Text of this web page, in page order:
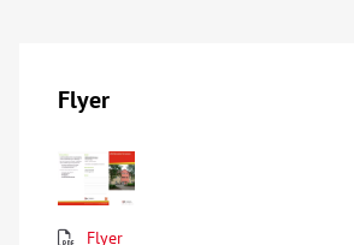
Menschen mit Behinderung
Beratung & Hilfe
Begegnung
Flyer
Flyer